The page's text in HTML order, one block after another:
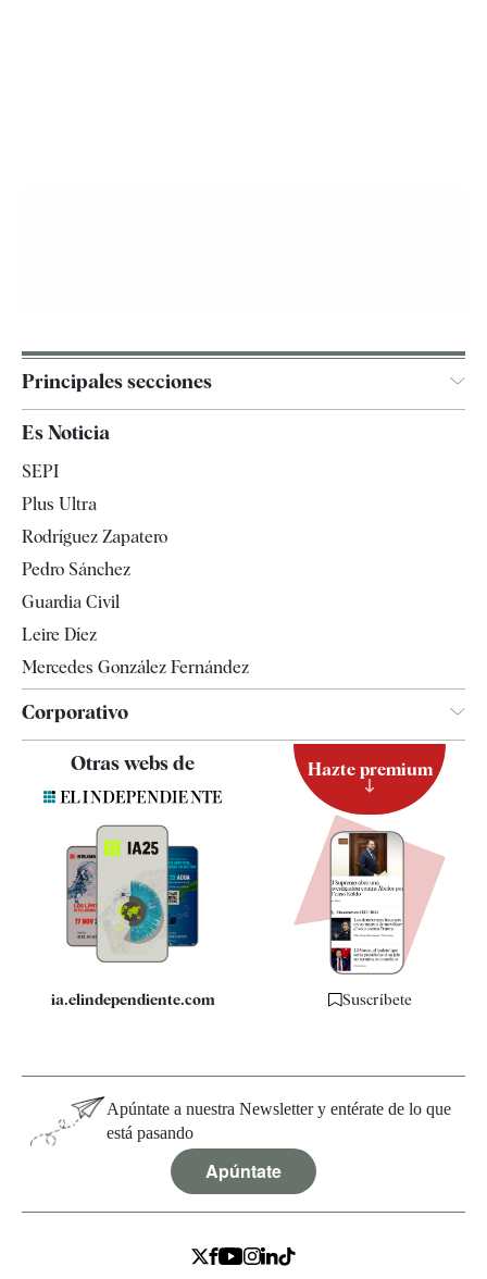
Principales secciones
Televisión
Es Noticia
SEPI
Plus Ultra
Rodríguez Zapatero
Pedro Sánchez
Guardia Civil
Leire Díez
Mercedes González Fernández
Corporativo
Quiénes somos
Especificaciones
Otras webs de
ia.elindependiente.com
Hazte premium
Suscríbete
Apúntate a nuestra Newsletter y entérate de lo que
está pasando
Apúntate